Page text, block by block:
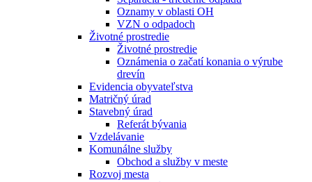
Oznamy v oblasti OH
VZN o odpadoch
Životné prostredie
Životné prostredie
Oznámenia o začatí konania o výrube
drevín
Evidencia obyvateľstva
Matričný úrad
Stavebný úrad
Referát bývania
Vzdelávanie
Komunálne služby
Obchod a služby v meste
Rozvoj mesta